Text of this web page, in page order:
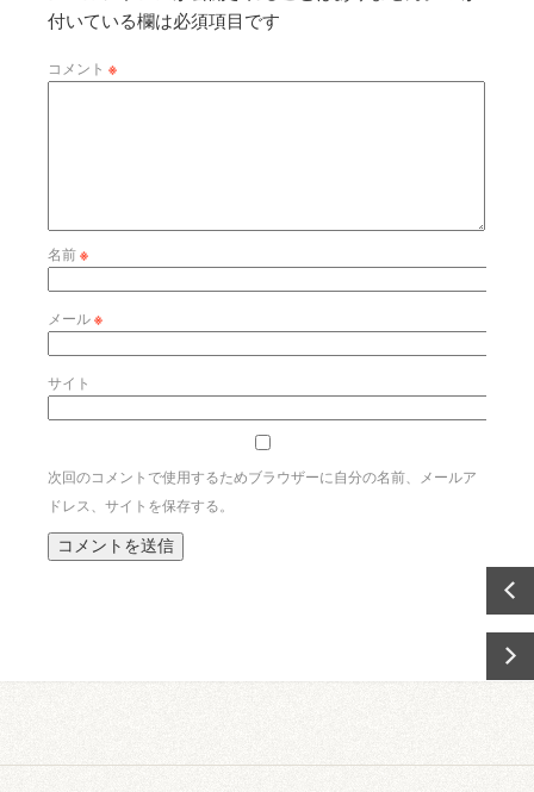
付いている欄は必須項目です
コメント ※
名前※
メール※
サイト
次回のコメントで使用するためブラウザーに自分の名前、メールア
ドレス、サイトを保存する。